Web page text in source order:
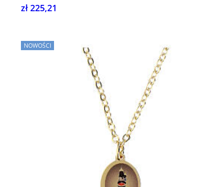
zł 225,21
NOWOŚCI